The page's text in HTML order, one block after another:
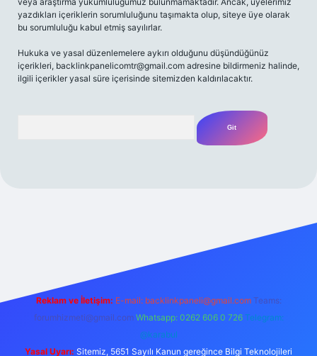
yazdıkları içeriklerin sorumluluğunu taşımakta olup, siteye üye olarak
bu sorumluluğu kabul etmiş sayılırlar.
Hukuka ve yasal düzenlemelere aykırı olduğunu düşündüğünüz
içerikleri, backlinkpanelicomtr@gmail.com adresine bildirmeniz halinde,
ilgili içerikler yasal süre içerisinde sitemizden kaldırılacaktır.
Reklam ve İletişim: E-mail: backlinkpaneli@gmail.com Teams:
forumhizmeti@gmail.com Whatsapp: 0262 606 0 726 Telegram:
@karabul
Yasal Uyarı: Sitemiz, 5651 Sayılı Kanun gereğince Bilgi Teknolojileri